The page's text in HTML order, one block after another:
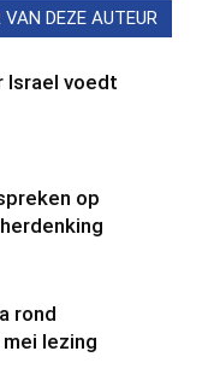
VAN DEZE AUTEUR
Israel voedt
op
rond
lezing